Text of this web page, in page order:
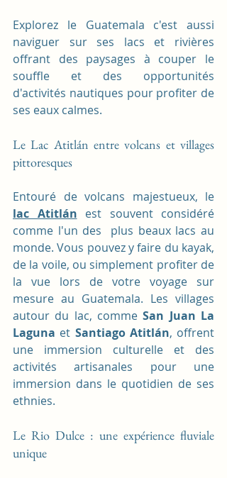
Explorez le Guatemala c'est aussi
naviguer sur ses lacs et rivières
offrant des paysages à couper le
souffle et des opportunités
d'activités nautiques pour profiter de
ses eaux calmes.
Le Lac Atitlán entre volcans et villages
pittoresques
lac Atitlán est souvent considéré
comme l'un des  plus beaux lacs au
monde. Vous pouvez y faire du kayak,
de la voile, ou simplement profiter de
la vue lors de votre voyage sur
mesure au Guatemala. Les villages
autour du lac, comme San Juan La
Laguna et Santiago Atitlán, offrent
une immersion culturelle et des
activités artisanales pour une
immersion dans le quotidien de ses
ethnies.
Le Rio Dulce : une expérience fluviale
unique